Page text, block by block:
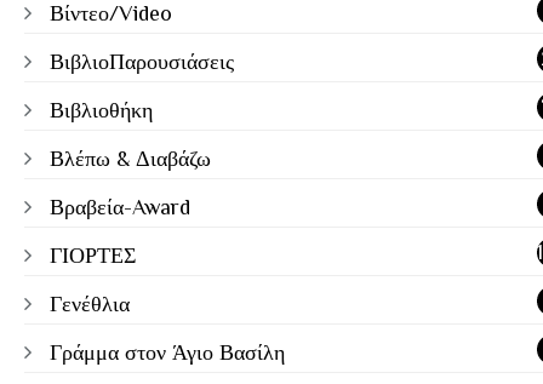
Βίντεο/Video
ΒιβλιοΠαρουσιάσεις
Βιβλιοθήκη
Βλέπω & Διαβάζω
Βραβεία-Award
ΓΙΟΡΤΕΣ
Γενέθλια
Γράμμα στον Άγιο Βασίλη